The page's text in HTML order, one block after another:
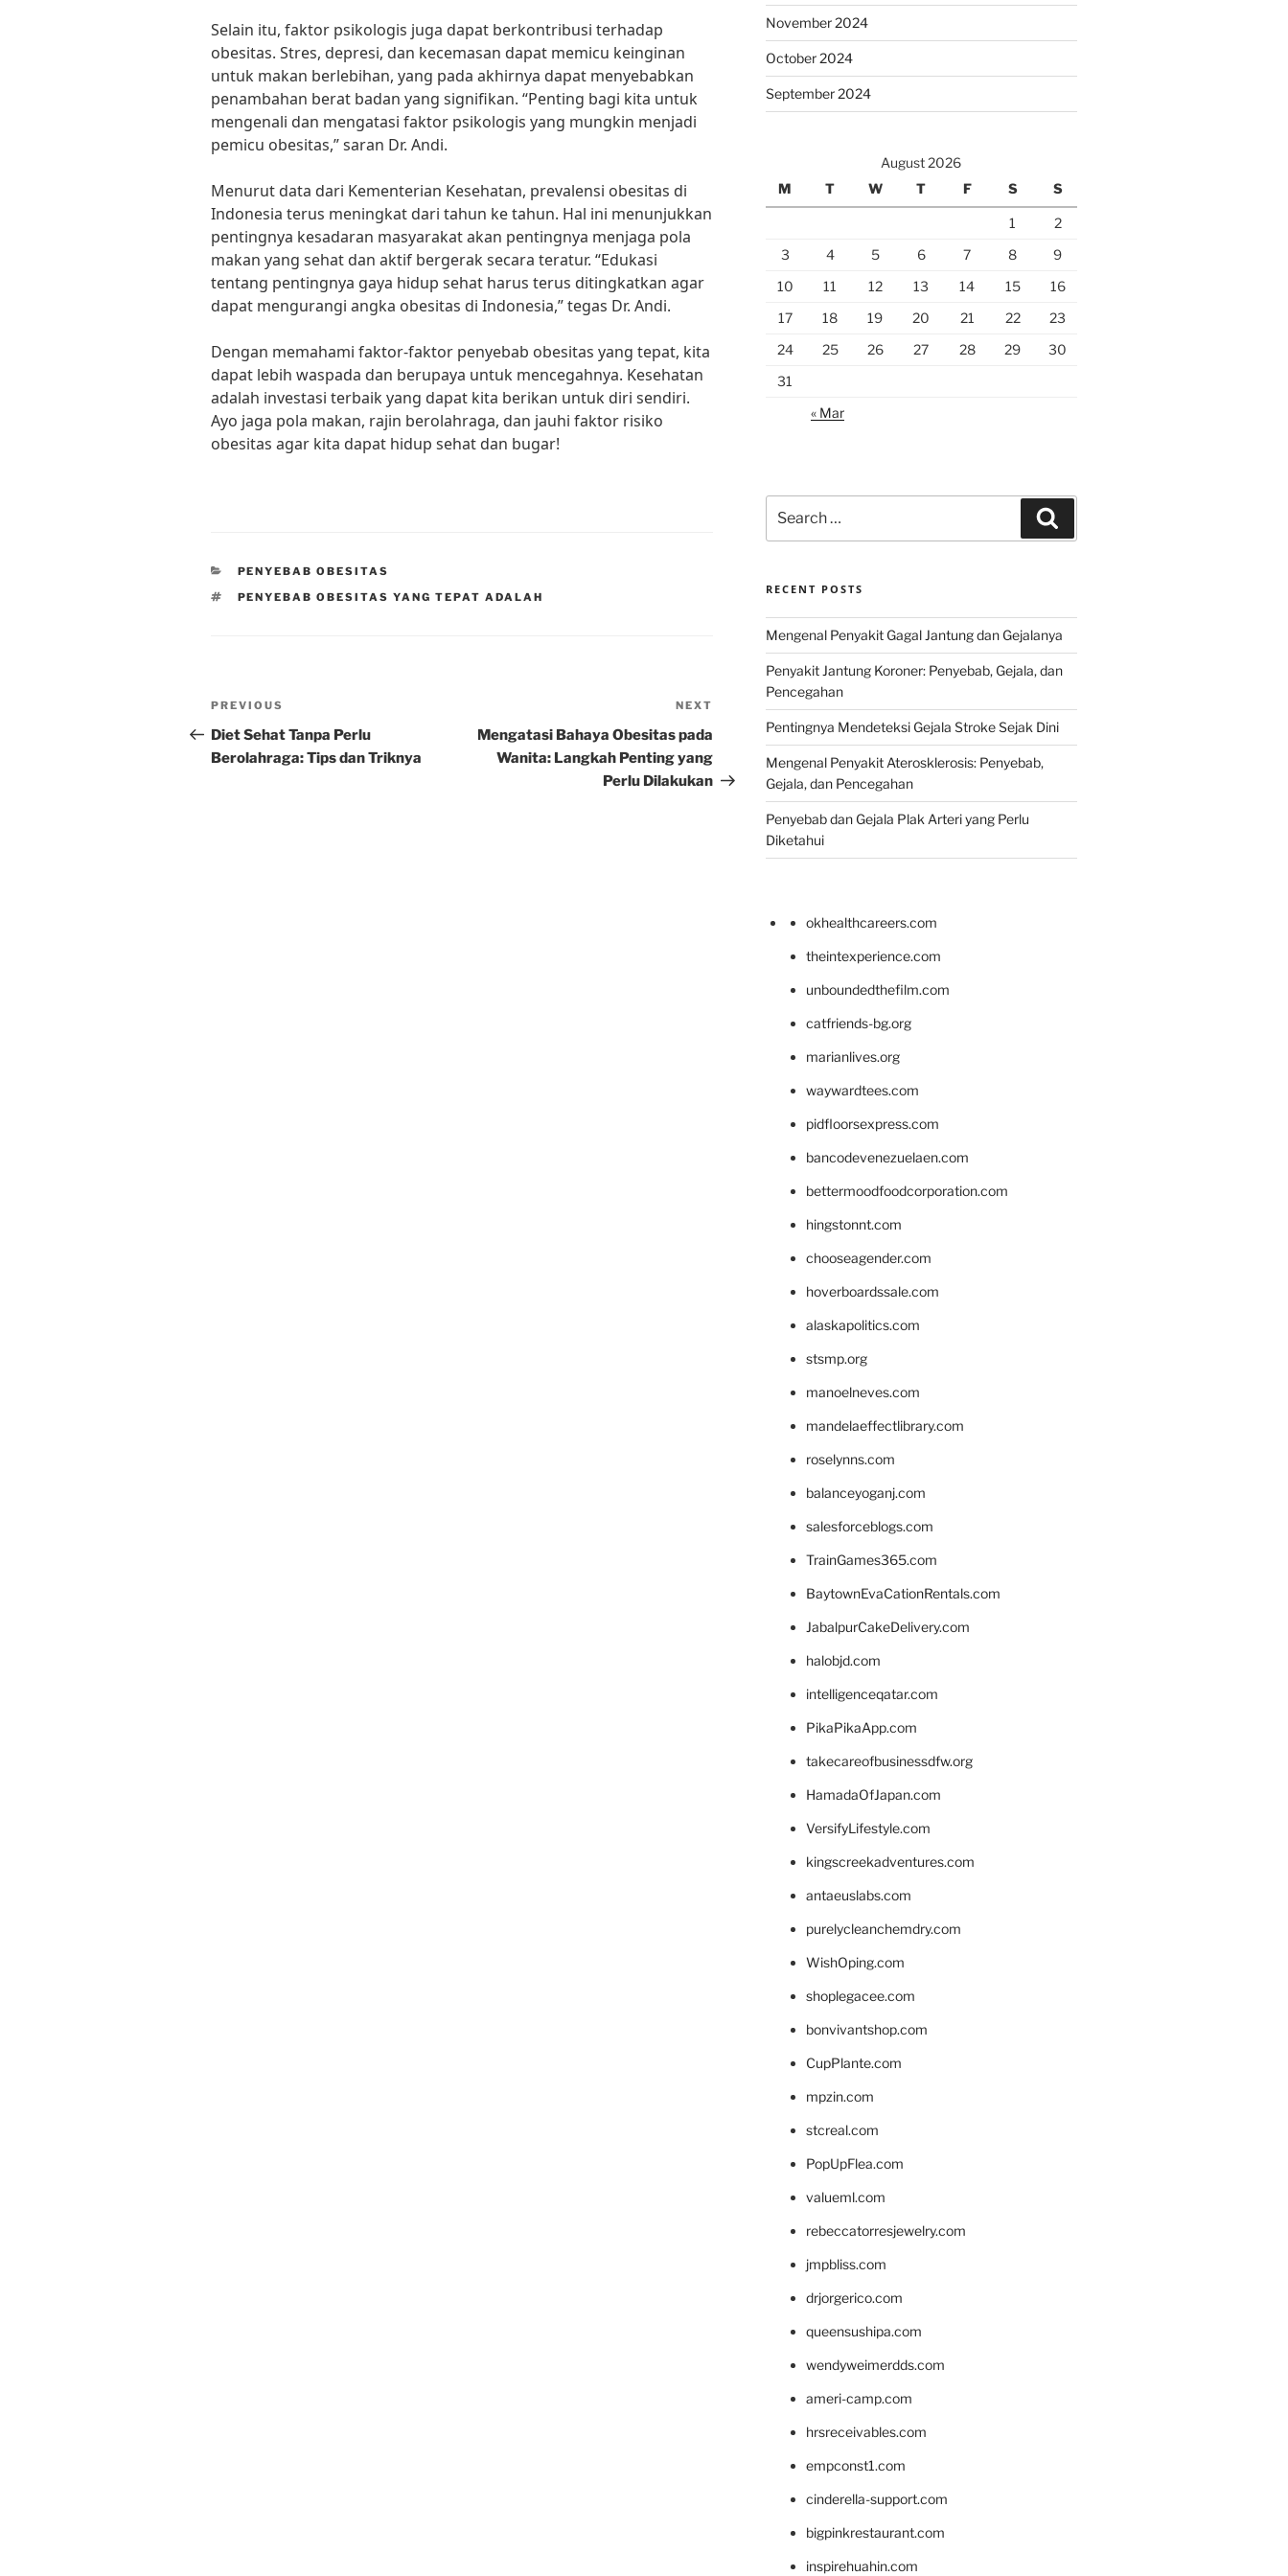
Selain itu, faktor psikologis juga dapat berkontribusi terhadap
obesitas. Stres, depresi, dan kecemasan dapat memicu keinginan
untuk makan berlebihan, yang pada akhirnya dapat menyebabkan
penambahan berat badan yang signifikan. “Penting bagi kita untuk
mengenali dan mengatasi faktor psikologis yang mungkin menjadi
pemicu obesitas,” saran Dr. Andi.
Menurut data dari Kementerian Kesehatan, prevalensi obesitas di
Indonesia terus meningkat dari tahun ke tahun. Hal ini menunjukkan
pentingnya kesadaran masyarakat akan pentingnya menjaga pola
makan yang sehat dan aktif bergerak secara teratur. “Edukasi
tentang pentingnya gaya hidup sehat harus terus ditingkatkan agar
dapat mengurangi angka obesitas di Indonesia,” tegas Dr. Andi.
Dengan memahami faktor-faktor penyebab obesitas yang tepat, kita
dapat lebih waspada dan berupaya untuk mencegahnya. Kesehatan
adalah investasi terbaik yang dapat kita berikan untuk diri sendiri.
Ayo jaga pola makan, rajin berolahraga, dan jauhi faktor risiko
obesitas agar kita dapat hidup sehat dan bugar!
CATEGORIES
PENYEBAB OBESITAS
TAGS
PENYEBAB OBESITAS YANG TEPAT ADALAH
Post
navigation
Previous
Post
PREVIOUS
Diet Sehat Tanpa Perlu
Berolahraga: Tips dan Triknya
NEXT
Mengatasi Bahaya Obesitas pada
Wanita: Langkah Penting yang
Perlu Dilakukan
November 2024
October 2024
September 2024
August 2026
M
T W T F S S
1
2
3
4 5 6 7 8
9
10
11 12 13 14 15
16
17
18 19 20 21 22
23
24
25 26 27 28 29
30
31
« Mar
for:
RECENT POSTS
Mengenal Penyakit Gagal Jantung dan Gejalanya
Penyakit Jantung Koroner: Penyebab, Gejala, dan
Pencegahan
Pentingnya Mendeteksi Gejala Stroke Sejak Dini
Mengenal Penyakit Aterosklerosis: Penyebab,
Gejala, dan Pencegahan
Penyebab dan Gejala Plak Arteri yang Perlu
Diketahui
okhealthcareers.com
theintexperience.com
unboundedthefilm.com
catfriends-bg.org
marianlives.org
waywardtees.com
pidfloorsexpress.com
bancodevenezuelaen.com
bettermoodfoodcorporation.com
hingstonnt.com
chooseagender.com
hoverboardssale.com
alaskapolitics.com
stsmp.org
manoelneves.com
mandelaeffectlibrary.com
roselynns.com
balanceyoganj.com
salesforceblogs.com
TrainGames365.com
BaytownEvaCationRentals.com
JabalpurCakeDelivery.com
halobjd.com
intelligenceqatar.com
PikaPikaApp.com
takecareofbusinessdfw.org
HamadaOfJapan.com
VersifyLifestyle.com
kingscreekadventures.com
antaeuslabs.com
purelycleanchemdry.com
WishOping.com
shoplegacee.com
bonvivantshop.com
CupPlante.com
mpzin.com
stcreal.com
PopUpFlea.com
valueml.com
rebeccatorresjewelry.com
jmpbliss.com
drjorgerico.com
queensushipa.com
wendyweimerdds.com
ameri-camp.com
hrsreceivables.com
empconst1.com
cinderella-support.com
bigpinkrestaurant.com
inspirehuahin.com